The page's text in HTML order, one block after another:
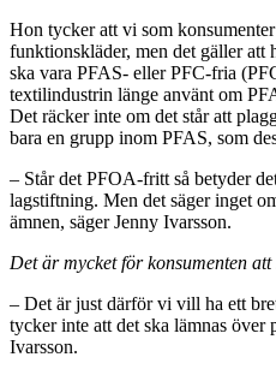
Hon tycker att vi som
funktionskläder, men det gäller att
ska vara PFAS- eller PFC-fria
textilindustrin länge använt om
Det räcker inte om det står att
bara en grupp inom PFAS, som
– Står det PFOA-fritt så betyder
lagstiftning. Men det säger inget
ämnen, säger Jenny Ivarsson.
Det är mycket för konsumenten
– Det är just därför vi vill ha ett
tycker inte att det ska lämnas över
Ivarsson.